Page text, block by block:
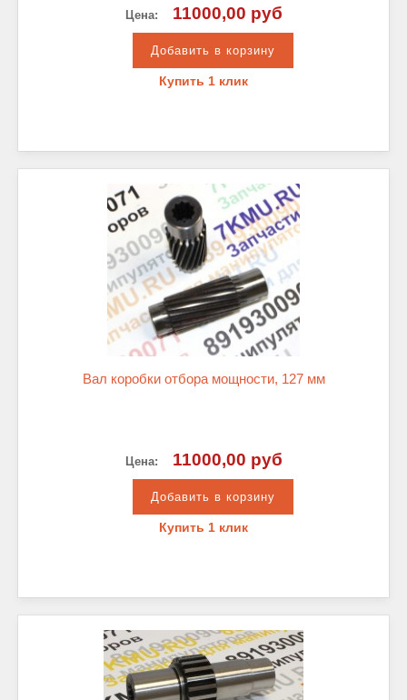
Цена: 11000,00 руб
Купить 1 клик
Вал коробки отбора мощности, 127 мм
Цена: 11000,00 руб
Купить 1 клик